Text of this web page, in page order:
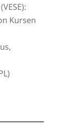
Kursen